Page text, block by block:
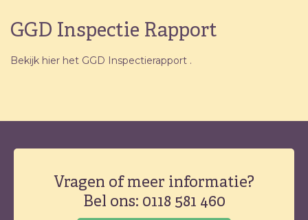
GGD Inspectie Rapport
Bekijk hier het GGD Inspectierapport .
Vragen of meer informatie?
Bel ons: 0118 581 460